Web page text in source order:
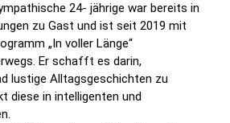
24- jährige war bereits in
zu Gast und ist seit 2019 mit
„In voller Länge“
Er schafft es darin,
lustige Alltagsgeschichten zu
diese in intelligenten und